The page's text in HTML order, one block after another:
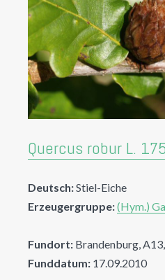
Quercus robur L.
Deutsch:Stiel-Eiche
Erzeugergruppe:(Hym.)
Fundort: Brandenburg,
Funddatum: 17.09.2010